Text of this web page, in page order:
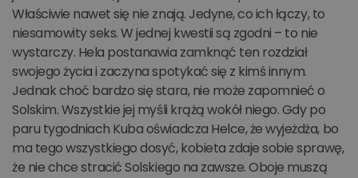
Właściwie nawet się nie znają. Jedyne, co ich łączy, to
niesamowity seks. W jednej kwestii są zgodni – to nie
wystarczy. Hela postanawia zamknąć ten rozdział
swojego życia i zaczyna spotykać się z kimś innym.
Jednak choć bardzo się stara, nie może zapomnieć o
Solskim. Wszystkie jej myśli krążą wokół niego. Gdy po
paru tygodniach Kuba oświadcza Helce, że wyjeżdża, bo
ma tego wszystkiego dosyć, kobieta zdaje sobie sprawę,
że nie chce stracić Solskiego na zawsze. Oboje muszą